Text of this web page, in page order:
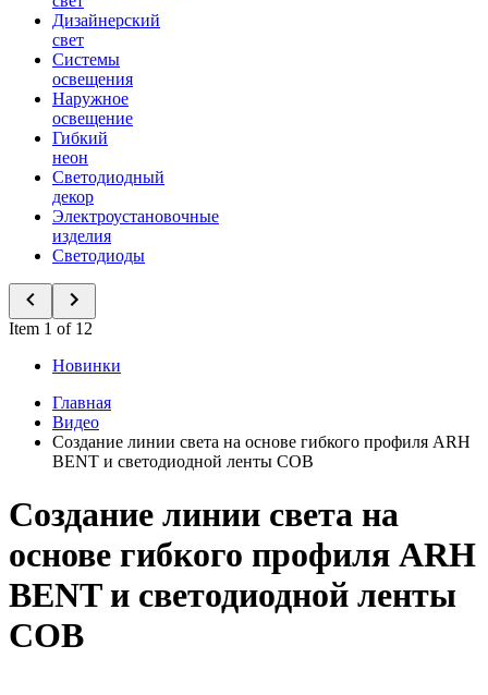
Дизайнерский
свет
Системы
освещения
Наружное
освещение
Гибкий
неон
Светодиодный
декор
Электроустановочные
изделия
Светодиоды
Item 1 of 12
Новинки
Главная
Видео
Создание линии света на основе гибкого профиля ARH
BENT и светодиодной ленты COB
Создание линии света на
основе гибкого профиля ARH
BENT и светодиодной ленты
COB